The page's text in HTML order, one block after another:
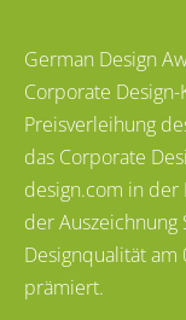
German Design
Corporate
Preisverleihung
das Corporate
design.com in der
der
Designqualität am
prämiert.